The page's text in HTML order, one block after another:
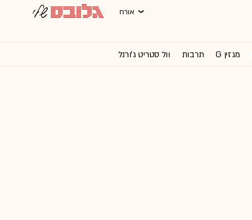
אורח
מגזין G תרבות וול סטריט ג'ורנל